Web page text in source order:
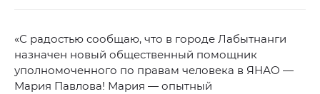
«С радостью сообщаю, что в городе Лабытнанги
назначен новый общественный помощник
уполномоченного по правам человека в ЯНАО —
Мария Павлова! Мария — опытный